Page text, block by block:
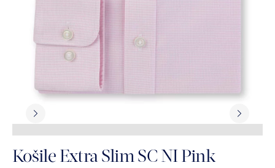
Košile Extra Slim SC NI Pink